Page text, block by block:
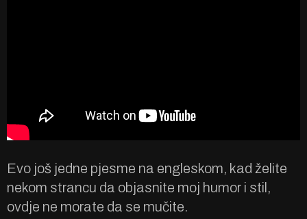
Evo još jedne pjesme na engleskom, kad želite
nekom strancu da objasnite moj humor i stil,
ovdje ne morate da se mučite.